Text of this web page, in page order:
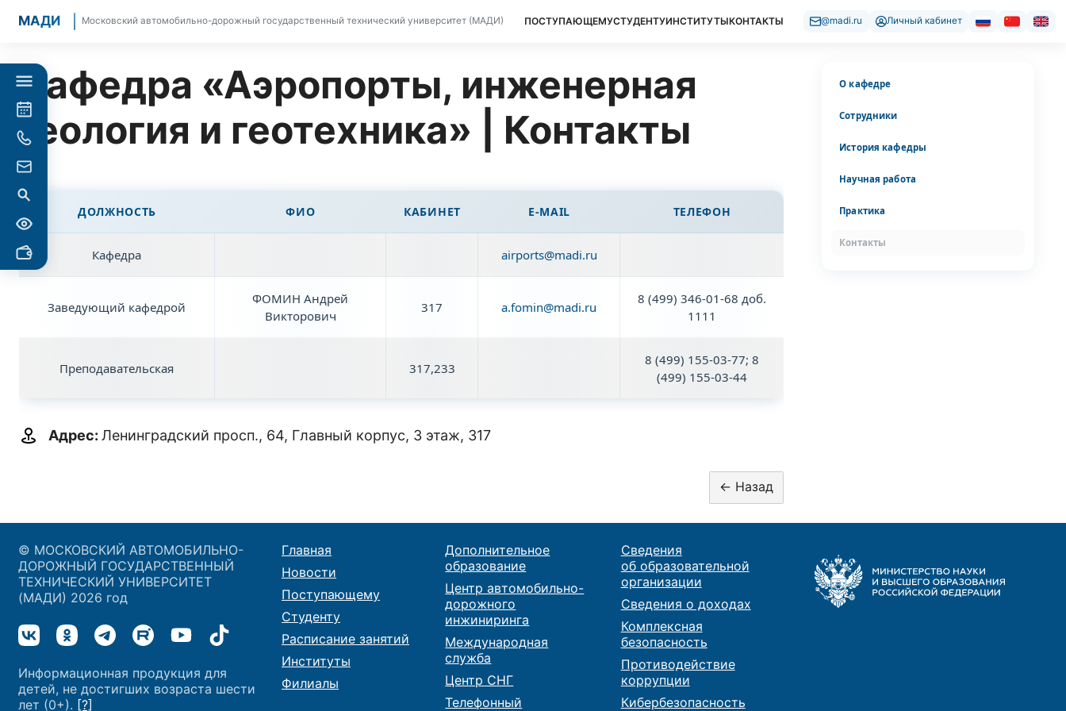
МАДИ Московский автомобильно-дорожный государственный технический университет (МАДИ) ПОСТУПАЮЩЕМУСТУДЕНТУИНСТИТУТЫКОНТАКТЫ @madi.ru Личный кабинет
Кафедра «Аэропорты, инженерная
геология и геотехника» | Контакты
ДОЛЖНОСТЬ ФИО КАБИНЕТ E-MAIL ТЕЛЕФОН
Кафедра airports@madi.ru
Заведующий кафедрой
ФОМИН Андрей
Викторович
317 a.fomin@madi.ru
8 (499) 346-01-68 доб.
1111
Преподавательская 317,233
8 (499) 155-03-77; 8
(499) 155-03-44
Адрес: Ленинградский просп., 64, Главный корпус, 3 этаж, 317
О кафедре
Сотрудники
История кафедры
Научная работа
Практика
Контакты
© МОСКОВСКИЙ АВТОМОБИЛЬНО-
ДОРОЖНЫЙ ГОСУДАРСТВЕННЫЙ
ТЕХНИЧЕСКИЙ УНИВЕРСИТЕТ
(МАДИ) 2026 год
Информационная продукция для
детей, не достигших возраста шести
лет (0+). [?]
Главная
Новости
Поступающему
Студенту
Расписание занятий
Институты
Филиалы
Дополнительное
образование
Центр автомобильно-
дорожного
инжиниринга
Международная
служба
Центр СНГ
Телефонный
Сведения
об образовательной
организации
Сведения о доходах
Комплексная
безопасность
Противодействие
коррупции
Кибербезопасность